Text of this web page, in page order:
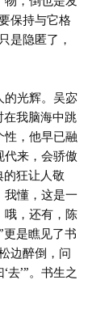
保持与它格
是隐匿了，
的光辉。吴宓
在我脑海中跳
性，他早已融
代来，会骄傲
的狂让人敬
我懂，这是一
哦，还有，陈
是瞧见了书
边醉倒，问
去’”。书生之